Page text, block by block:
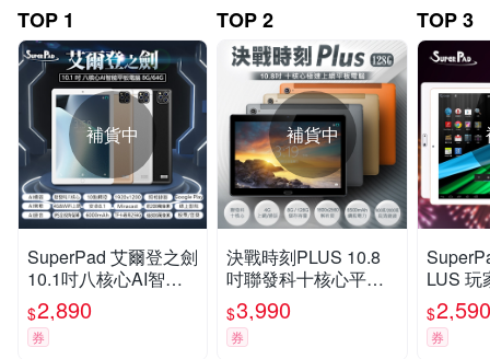
TOP 1
補貨中
SuperPad 艾爾登之劍
10.1吋八核心AI智能
平板電腦(8G/64G)
$2,890
券
TOP 2
補貨中
決戰時刻PLUS 10.8
吋聯發科十核心平板
電腦 (8G/128G)
$3,990
券
TOP 3
LUS 玩
發科
電腦
專屬保
$2,590
券